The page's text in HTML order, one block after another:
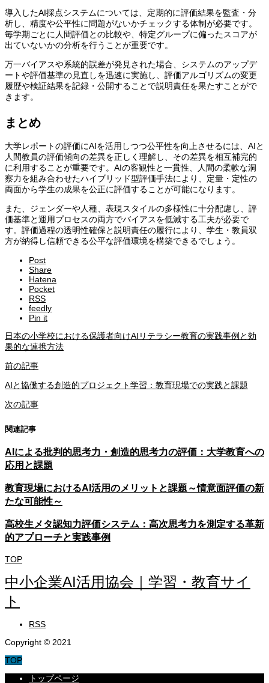
導入したAI採点システムについては、定期的に評価結果を監査・分
析し、精度や公平性に問題がないかチェックする体制が必要です。
毎学期ごとに人間評価との比較や、特定グループに偏ったスコアが
出ていないかの分析を行うことが重要です。
万一バイアスや系統的誤差が発見された場合、システムのアップデ
ートや評価基準の見直しを迅速に実施し、評価アルゴリズムの変更
履歴や検証結果を記録・公開することで説明責任を果たすことがで
きます。
まとめ
大学レポートの評価にAIを活用しつつ公平性を向上させるには、AIと
人間教員の評価傾向の差異を正しく理解し、その差異を相互補完的
に利用することが重要です。AIの客観性と一貫性、人間の柔軟な洞
察力を組み合わせたハイブリッド型評価手法により、定量・定性の
両面から学生の成果を公正に評価することが可能になります。
また、ジェンダーや人種、表現スタイルの多様性に十分配慮し、評
価基準と運用プロセスの両方でバイアスを低減する工夫が必要で
す。評価過程の透明性確保と説明責任の履行により、学生・教員双
方が納得し信頼できる公平な評価環境を構築できるでしょう。
Post
Share
Hatena
Pocket
RSS
feedly
Pin it
日本の小学校における保護者向けAIリテラシー教育の実践事例と効
果的な連携方法
前の記事
AIと協働する創造的プロジェクト学習：教育現場での実践と課題
次の記事
関連記事
AIによる批判的思考力・創造的思考力の評価：大学教育への
応用と課題
教育現場におけるAI活用のメリットと課題～情意面評価の新
たな可能性～
高校生メタ認知力評価システム：高次思考力を測定する革新
的アプローチと実践事例
TOP
中小企業AI活用協会｜学習・教育サイ
ト
RSS
Copyright © 2021
TOP
トップページ